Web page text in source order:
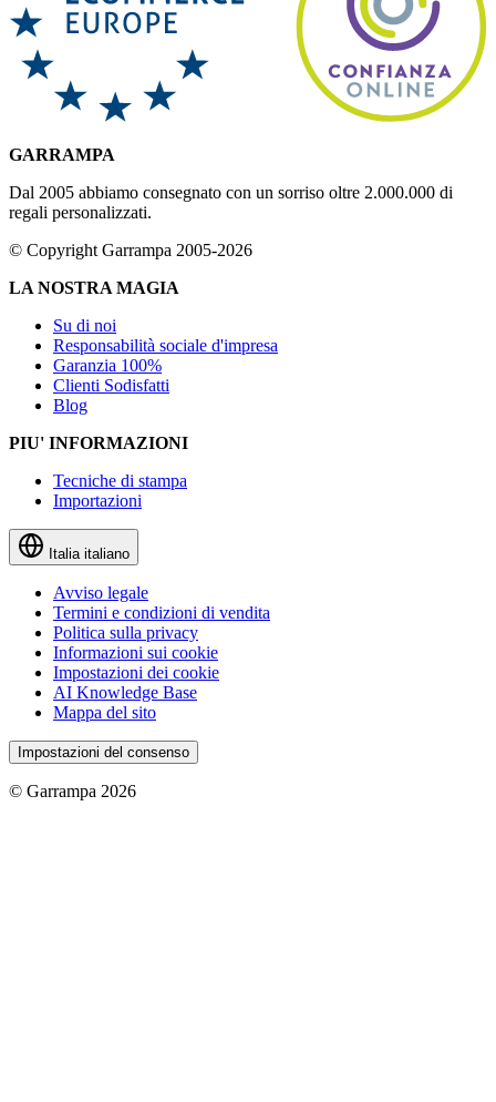
GARRAMPA
Dal 2005 abbiamo consegnato con un sorriso oltre 2.000.000 di
regali personalizzati.
© Copyright Garrampa 2005-2026
LA NOSTRA MAGIA
Su di noi
Responsabilità sociale d'impresa
Garanzia 100%
Clienti Sodisfatti
Blog
PIU' INFORMAZIONI
Tecniche di stampa
Importazioni
Italia italiano
Avviso legale
Termini e condizioni di vendita
Politica sulla privacy
Informazioni sui cookie
Impostazioni dei cookie
AI Knowledge Base
Mappa del sito
Impostazioni del consenso
© Garrampa 2026